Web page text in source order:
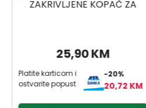
59,90 KM
Platite karticom i
ostvarite popust
-20%
47,92 KM